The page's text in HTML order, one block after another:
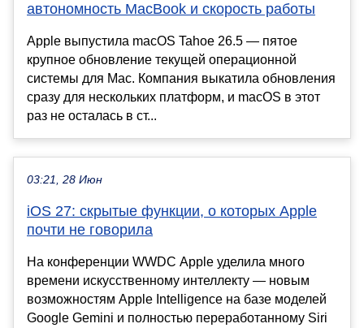
автономность MacBook и скорость работы
Apple выпустила macOS Tahoe 26.5 — пятое
крупное обновление текущей операционной
системы для Mac. Компания выкатила обновления
сразу для нескольких платформ, и macOS в этот
раз не осталась в ст...
03:21, 28 Июн
iOS 27: скрытые функции, о которых Apple
почти не говорила
На конференции WWDC Apple уделила много
времени искусственному интеллекту — новым
возможностям Apple Intelligence на базе моделей
Google Gemini и полностью переработанному Siri